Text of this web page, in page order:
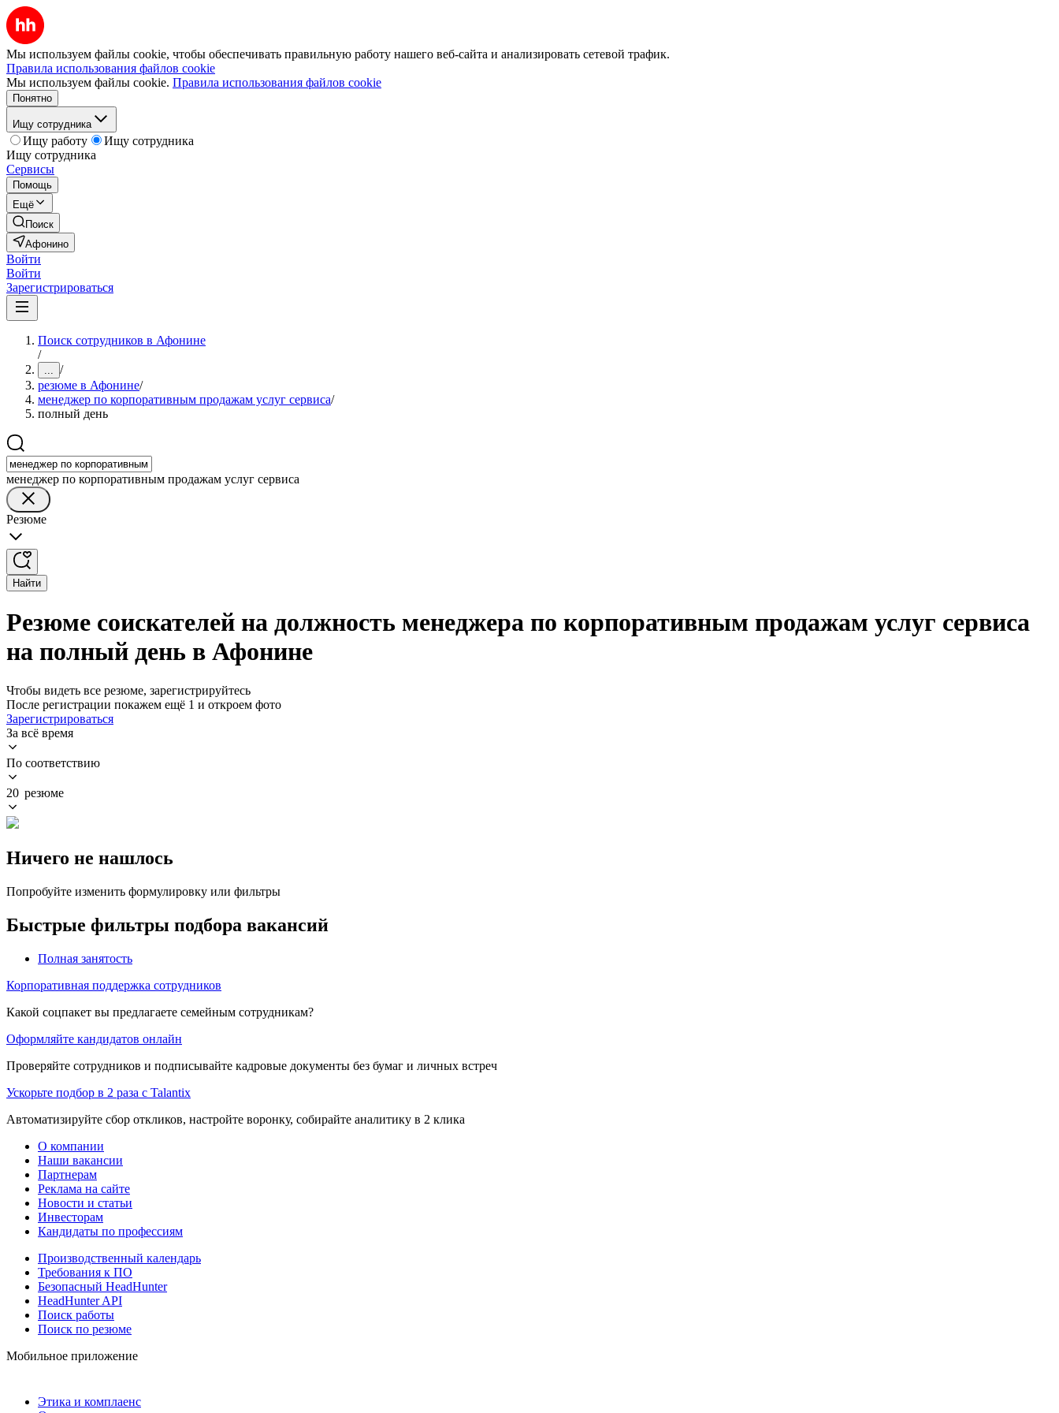
Мы используем файлы cookie, чтобы обеспечивать правильную работу нашего веб-сайта и анализировать сетевой трафик.
Правила использования файлов cookie
Мы используем файлы cookie. Правила использования файлов cookie
Понятно
Ищу сотрудника
Ищу работу
Ищу сотрудника
Ищу сотрудника
Сервисы
Помощь
Ещё
Поиск
Афонино
Войти
Войти
Зарегистрироваться
Поиск сотрудников в Афонине
/
... /
резюме в Афонине/
менеджер по корпоративным продажам услуг сервиса/
полный день
менеджер по корпоративным продажам услуг сервиса
Резюме
Найти
Резюме соискателей на должность менеджера по корпоративным продажам услуг сервиса
на полный день в Афонине
Чтобы видеть все резюме, зарегистрируйтесь
После регистрации покажем ещё 1 и откроем фото
Зарегистрироваться
За всё время
По соответствию
20 резюме
Ничего не нашлось
Попробуйте изменить формулировку или фильтры
Быстрые фильтры подбора вакансий
Полная занятость
Корпоративная поддержка сотрудников
Какой соцпакет вы предлагаете семейным сотрудникам?
Оформляйте кандидатов онлайн
Проверяйте сотрудников и подписывайте кадровые документы без бумаг и личных встреч
Ускорьте подбор в 2 раза с Talantix
Автоматизируйте сбор откликов, настройте воронку, собирайте аналитику в 2 клика
О компании
Наши вакансии
Партнерам
Реклама на сайте
Новости и статьи
Инвесторам
Кандидаты по профессиям
Производственный календарь
Требования к ПО
Безопасный HeadHunter
HeadHunter API
Поиск работы
Поиск по резюме
Мобильное приложение
Этика и комплаенс